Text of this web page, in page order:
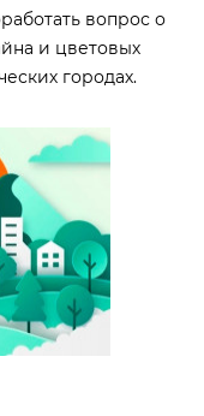
вопрос о
и цветовых
городах.